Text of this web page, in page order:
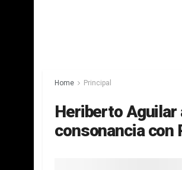
Home Principal
Heriberto Aguilar
consonancia con